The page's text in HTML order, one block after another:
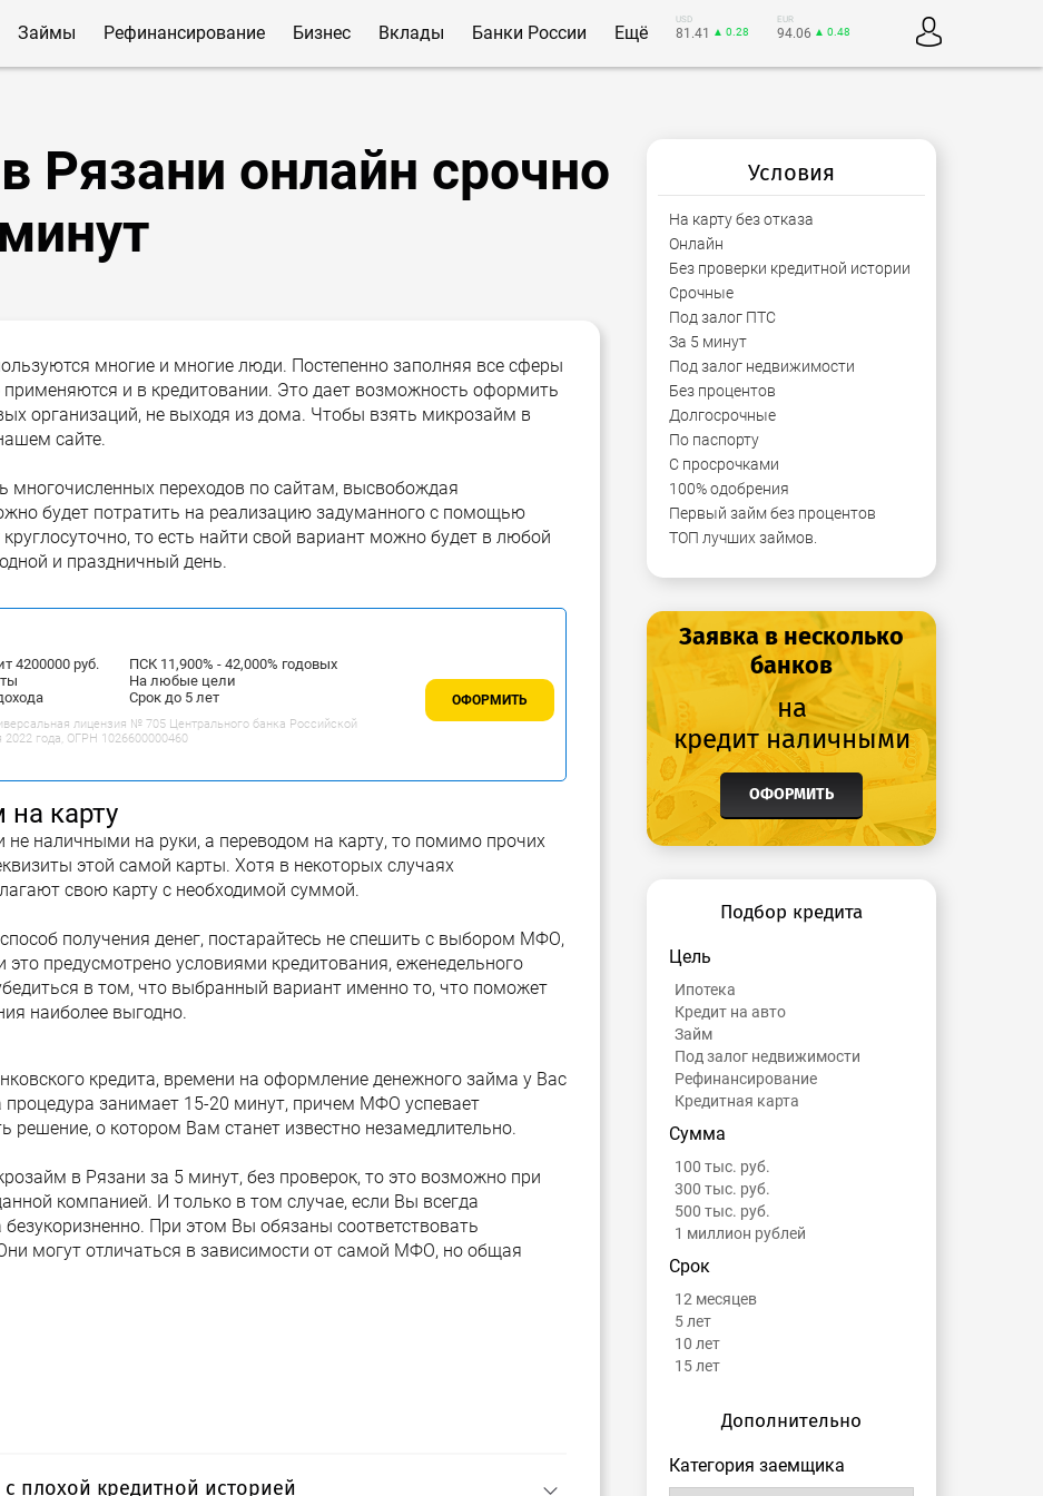
Займы Рефинансирование Бизнес Вклады Банки России Ещё
USD
81.41 ▲ 0.28
EUR
94.06 ▲ 0.48
Рязани онлайн срочно
многие и многие люди. Постепенно заполняя все сферы
и в кредитовании. Это дает возможность оформить
организаций, не выходя из дома. Чтобы взять микрозайм в
сайте.
переходов по сайтам, высвобождая
будет потратить на реализацию задуманного с помощью
то есть найти свой вариант можно будет в любой
и праздничный день.
4200000 руб.
ПСК 11,900% - 42,000% годовых
На любые цели
Срок до 5 лет
лицензия № 705 Центрального банка Российской
года, ОГРН 1026600000460
ОФОРМИТЬ
карту
не наличными на руки, а переводом на карту, то помимо прочих
этой самой карты. Хотя в некоторых случаях
свою карту с необходимой суммой.
получения денег, постарайтесь не спешить с выбором МФО,
это предусмотрено условиями кредитования, еженедельного
в том, что выбранный вариант именно то, что поможет
наиболее выгодно.
кредита, времени на оформление денежного займа у Вас
занимает 15-20 минут, причем МФО успевает
о котором Вам станет известно незамедлительно.
в Рязани за 5 минут, без проверок, то это возможно при
компанией. И только в том случае, если Вы всегда
При этом Вы обязаны соответствовать
могут отличаться в зависимости от самой МФО, но общая
плохой кредитной историей
Условия
На карту без отказа
Онлайн
Без проверки кредитной истории
Срочные
Под залог ПТС
За 5 минут
Под залог недвижимости
Без процентов
Долгосрочные
По паспорту
С просрочками
100% одобрения
Первый займ без процентов
ТОП лучших займов.
Заявка в несколько
банков
на
кредит наличными
ОФОРМИТЬ
Подбор кредита
Цель
Ипотека
Кредит на авто
Займ
Под залог недвижимости
Рефинансирование
Кредитная карта
Сумма
100 тыс. руб.
300 тыс. руб.
500 тыс. руб.
1 миллион рублей
Срок
12 месяцев
5 лет
10 лет
15 лет
Дополнительно
Категория заемщика